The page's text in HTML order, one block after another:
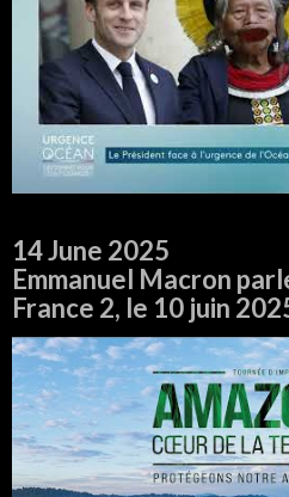
14 June 2025
Emmanuel Macron
France 2, le 10 juin